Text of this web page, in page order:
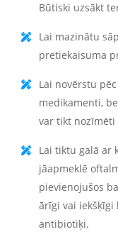
Būtiski uzsākt
Lai mazinātu
pretiekaisuma
Lai novērstu
medikamenti,
var tikt
Lai tiktu galā ar
jāapmeklē
pievienojušos
ārīgi vai iekšķīgi
antibiotiķi.